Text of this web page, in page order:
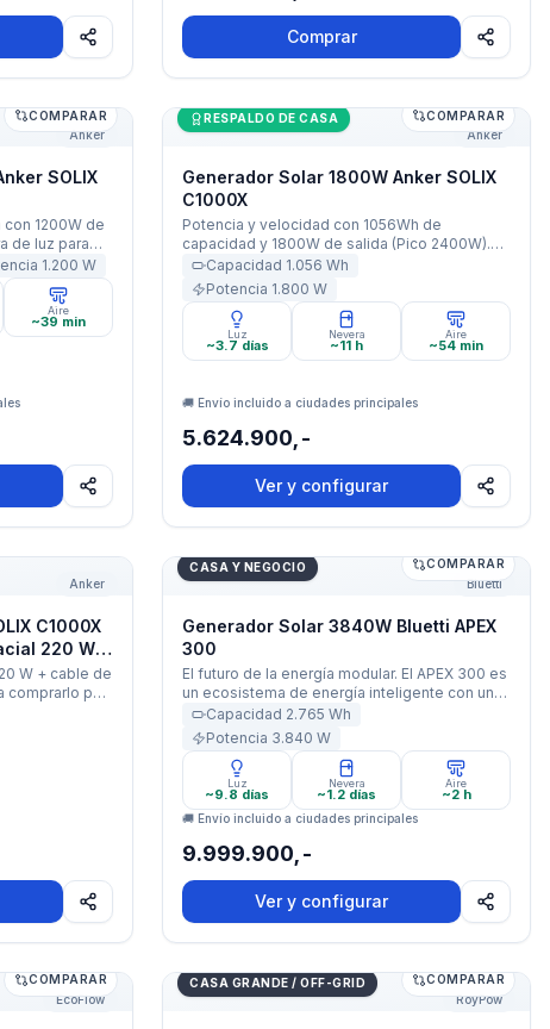
Comprar
SOLIX C800X
Anker
COMPARAR
SOLIX
1200W de
de luz para
2 USB-C, 2
1.200 W
Aire
~39 min
Generador Solar 1800W Anker SOLIX
Anker
RESPALDO DE CASA COMPARAR
Generador Solar 1800W Anker SOLIX
C1000X
Potencia y velocidad con 1056Wh de
capacidad y 1800W de salida (Pico 2400W).
Carga ultra-rápida de 0-100% en solo 58
minutos gracias a la tecnología HyperFlash.
Capacidad 1.056 Wh
Potencia 1.800 W
Luz
~3.7 días
Nevera
~11 h
Aire
~54 min
🚚 Envío incluido a ciudades principales
5.624.900,-
Ver y configurar
C1000X 1800 W + Panel Solar Bifacial 220 W + Cable
Anker
C1000X
220 W +
W + cable de
comprarlo por
Generador Solar 3840W Bluetti APEX 300
Bluetti
CASA Y NEGOCIO COMPARAR
Generador Solar 3840W Bluetti APEX
300
El futuro de la energía modular. El APEX 300 es
un ecosistema de energía inteligente con una
salida de hasta 3,840W y capacidad
expandible hasta 58kWh. Diseñado para el
hogar, el trabajo y la vida off-grid sin
compromisos.
Capacidad 2.765 Wh
Potencia 3.840 W
Luz
~9.8 días
Nevera
~1.2 días
Aire
~2 h
🚚 Envío incluido a ciudades principales
9.999.900,-
Ver y configurar
DELTA Pro 3
EcoFlow
COMPARAR Sistema de Almacenamiento de Energía
RoyPow
CASA GRANDE / OFF-GRID COMPARAR